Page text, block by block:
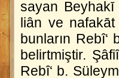
sayan
liân ve nafakāt
bunların
belirtmiştir.
Rebî‘ b.